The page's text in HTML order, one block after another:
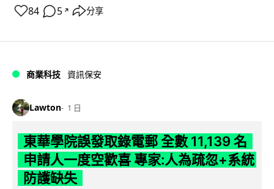
84 5 ↗ 分享
商業科技 資訊保安
Lawton 1 日
東華學院誤發取錄電郵 全數 11,139 名
申請人一度空歡喜 專家:人為疏忽+系統
防護缺失